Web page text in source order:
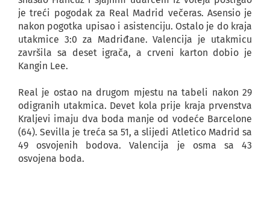
je treći pogodak za Real Madrid večeras. Asensio je
nakon pogotka upisao i asistenciju. Ostalo je do kraja
utakmice 3:0 za Madriđane. Valencija je utakmicu
završila sa deset igrača, a crveni karton dobio je
Kangin Lee.
Real je ostao na drugom mjestu na tabeli nakon 29
odigranih utakmica. Devet kola prije kraja prvenstva
Kraljevi imaju dva boda manje od vodeće Barcelone
(64). Sevilla je treća sa 51, a slijedi Atletico Madrid sa
49 osvojenih bodova. Valencija je osma sa 43
osvojena boda.